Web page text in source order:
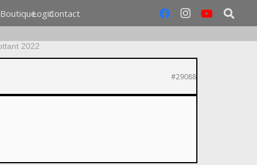
BoutiqueLoginContact
2022
#29088